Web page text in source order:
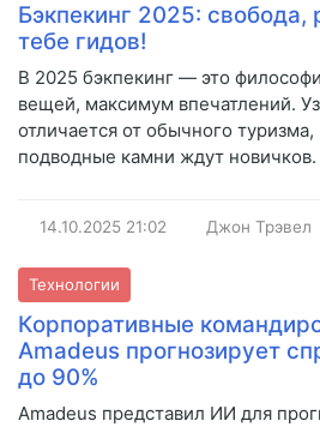
Бэкпекинг 2025: свобода,
тебе гидов!
В 2025 бэкпекинг — это
вещей, максимум впечатлений.
отличается от обычного
подводные камни ждут новичков.
14.10.2025 21:02 Джон Трэвел
Технологии
Корпоративные
Amadeus прогнозирует
до 90%
Amadeus представил ИИ для